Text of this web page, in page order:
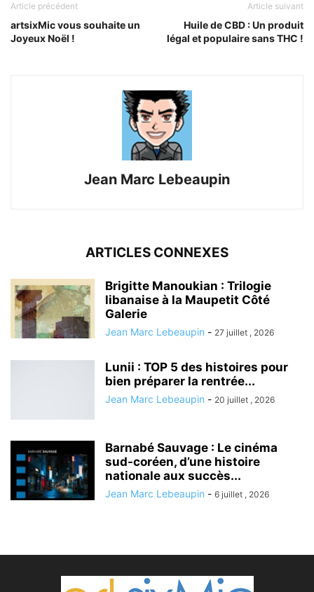
Article précédent
artsixMic vous souhaite un
Joyeux Noël !
Article suivant
Huile de CBD : Un produit
légal et populaire sans THC !
Jean Marc Lebeaupin
ARTICLES CONNEXES
Brigitte Manoukian : Trilogie
libanaise à la Maupetit Côté
Galerie
Jean Marc Lebeaupin - 27 juillet , 2026
Lunii : TOP 5 des histoires pour
bien préparer la rentrée...
Jean Marc Lebeaupin - 20 juillet , 2026
Barnabé Sauvage : Le cinéma
sud-coréen, d’une histoire
nationale aux succès...
Jean Marc Lebeaupin - 6 juillet , 2026